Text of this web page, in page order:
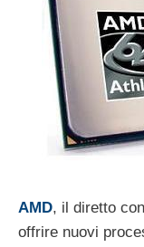
AMD, il diretto
offrire nuovi